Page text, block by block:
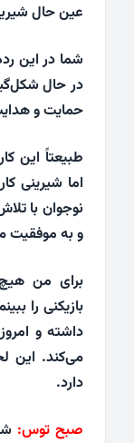
عین حال
شما در این
در حال
حمایت و
طبیعتاً این
اما شیرینی
نوجوان با
و به موفقیت
برای من
بازیکنی را
داشته و
می‌کند. این
دارد.
صبح توس: